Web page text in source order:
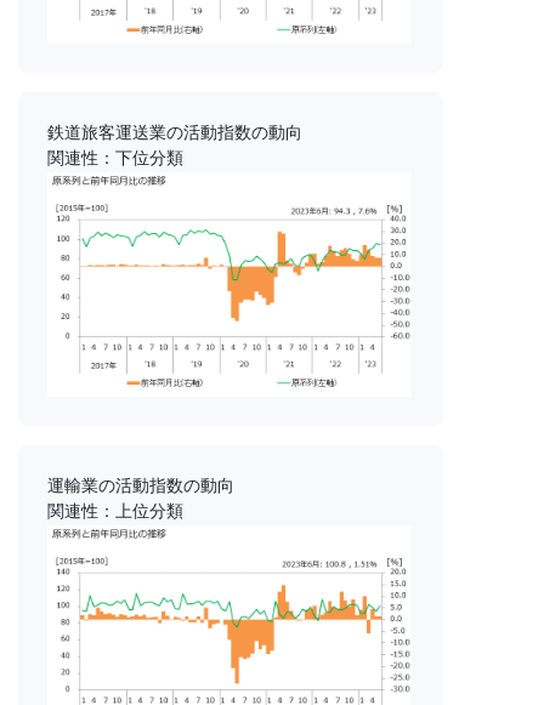
鉄道旅客運送業の活動指数の動向
関連性：下位分類
運輸業の活動指数の動向
関連性：上位分類